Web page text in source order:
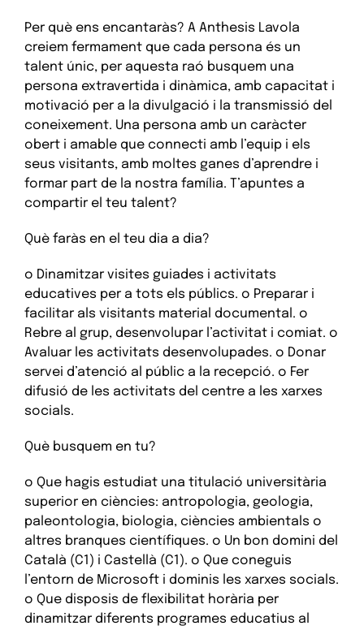
Per què ens encantaràs? A Anthesis Lavola
creiem fermament que cada persona és un
talent únic, per aquesta raó busquem una
persona extravertida i dinàmica, amb capacitat i
motivació per a la divulgació i la transmissió del
coneixement. Una persona amb un caràcter
obert i amable que connecti amb l’equip i els
seus visitants, amb moltes ganes d’aprendre i
formar part de la nostra família. T’apuntes a
compartir el teu talent?
Què faràs en el teu dia a dia?
o Dinamitzar visites guiades i activitats
educatives per a tots els públics. o Preparar i
facilitar als visitants material documental. o
Rebre al grup, desenvolupar l’activitat i comiat. o
Avaluar les activitats desenvolupades. o Donar
servei d’atenció al públic a la recepció. o Fer
difusió de les activitats del centre a les xarxes
socials.
Què busquem en tu?
o Que hagis estudiat una titulació universitària
superior en ciències: antropologia, geologia,
paleontologia, biologia, ciències ambientals o
altres branques científiques. o Un bon domini del
Català (C1) i Castellà (C1). o Que coneguis
l’entorn de Microsoft i dominis les xarxes socials.
o Que disposis de flexibilitat horària per
dinamitzar diferents programes educatius al